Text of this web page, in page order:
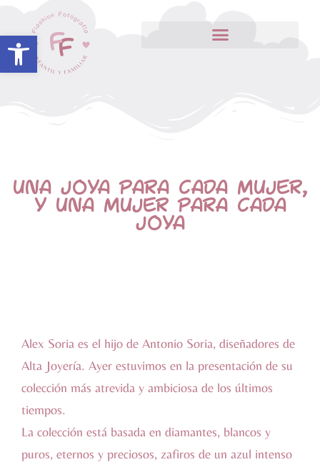
Abrir barra de herramientas
UNA JOYA PARA CADA MUJER,
Y UNA MUJER PARA CADA
JOYA
Alex Soria es el hijo de Antonio Soria, diseñadores de
Alta Joyería. Ayer estuvimos en la presentación de su
colección más atrevida y ambiciosa de los últimos
tiempos.
La colección está basada en diamantes, blancos y
puros, eternos y preciosos, zafiros de un azul intenso